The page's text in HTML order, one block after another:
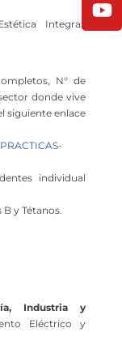
Integral,
N° de
donde vive
siguiente enlace
individual
y Tétanos.
Industria y
Eléctrico y